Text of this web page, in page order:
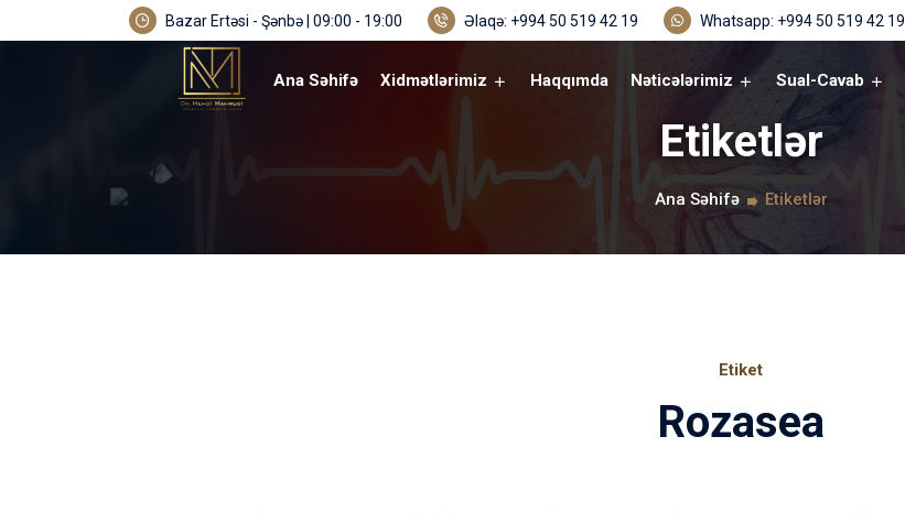
Bazar Ertəsi - Şənbə | 09:00 - 19:00 Əlaqə: +994 50 519 42 19 Whatsapp: +994 50 519 42 19
Ana Səhifə Xidmətlərimiz Haqqımda Nəticələrimiz Sual-Cavab
Etiketlər
Ana Səhifə Etiketlər
Etiket
Rozasea